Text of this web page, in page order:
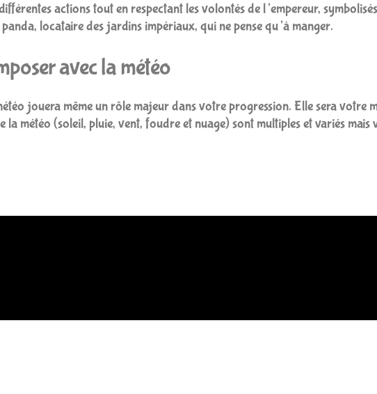
actions tout en respectant les volontés de l’empereur,
locataire des jardins impériaux, qui ne pense qu’à manger.
avec la météo
jouera même un rôle majeur dans votre progression. Elle sera votre
la météo (soleil, pluie, vent, foudre et nuage) sont multiples et variés